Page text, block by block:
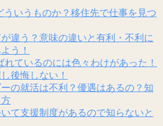
ういうものか？移住先で仕事を見つ
違う？意味の違いと有利・不利に
う！
れているのには色々わけがあった！
後悔しない！
ーの就活は不利？優遇はあるの？知
て支援制度があるので知らないと